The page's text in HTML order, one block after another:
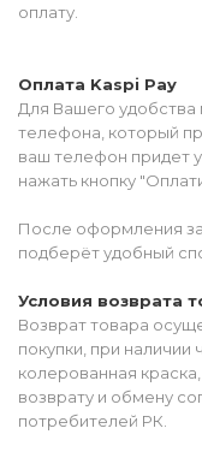
оплату.
Оплата Kaspi Pay
Для Вашего
телефона, который
ваш телефон придет
нажать кнопку
После оформления
подберёт удобный
Условия возврата
Возврат товара
покупки, при наличии
колерованная
возврату и обмену
потребителей РК.